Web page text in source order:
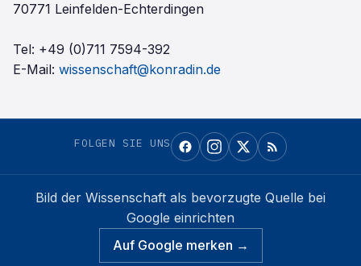
70771 Leinfelden-Echterdingen
Tel: +49 (0)711 7594-392
E-Mail: wissenschaft@konradin.de
FOLGEN SIE UNS
Bild der Wissenschaft als bevorzugte Quelle bei
Google einrichten
Auf Google merken →